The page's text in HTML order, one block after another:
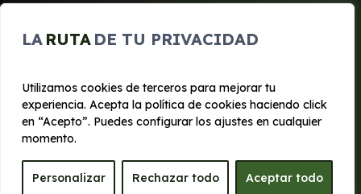
LA RUTA DE TU PRIVACIDAD
Utilizamos cookies de terceros para mejorar tu
experiencia. Acepta la política de cookies haciendo click
en “Acepto”. Puedes configurar los ajustes en cualquier
momento.
Personalizar Rechazar todo Aceptar todo
Sangonera Verde
Santa Cruz
© 2020 - 2026 Segura Renting
Aviso legal y Privacidad